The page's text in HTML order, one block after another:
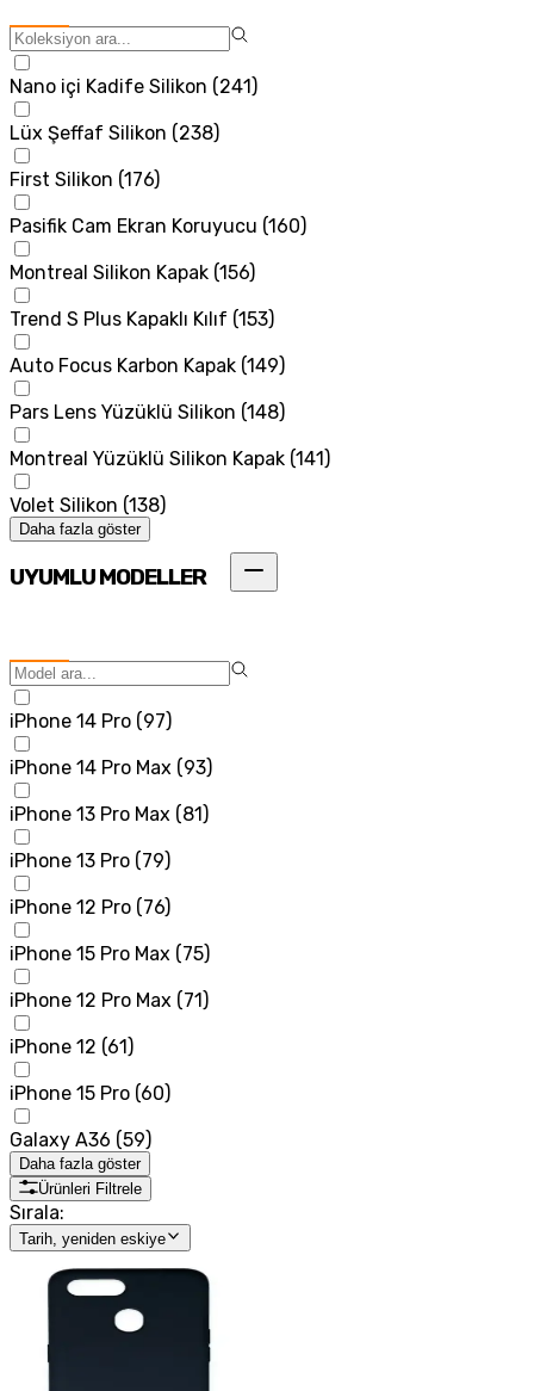
Nano içi Kadife Silikon (241)
Lüx Şeffaf Silikon (238)
First Silikon (176)
Pasifik Cam Ekran Koruyucu (160)
Montreal Silikon Kapak (156)
Trend S Plus Kapaklı Kılıf (153)
Auto Focus Karbon Kapak (149)
Pars Lens Yüzüklü Silikon (148)
Montreal Yüzüklü Silikon Kapak (141)
Volet Silikon (138)
Daha fazla göster
UYUMLU MODELLER
iPhone 14 Pro (97)
iPhone 14 Pro Max (93)
iPhone 13 Pro Max (81 )
iPhone 13 Pro (79)
iPhone 12 Pro (76)
iPhone 15 Pro Max (75)
iPhone 12 Pro Max (71 )
iPhone 12 (61 )
iPhone 15 Pro (60)
Galaxy A36 (59)
Daha fazla göster
Ürünleri Filtrele
Sırala:
Tarih, yeniden eskiye